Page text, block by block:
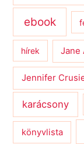
ebook
hírek Jane
Jennifer
karácsony
könyvlista